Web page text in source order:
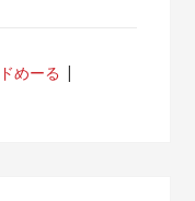
めーる